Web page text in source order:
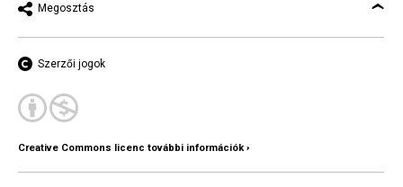
Megosztás
Szerzői jogok
Creative Commons licenc további információk ›